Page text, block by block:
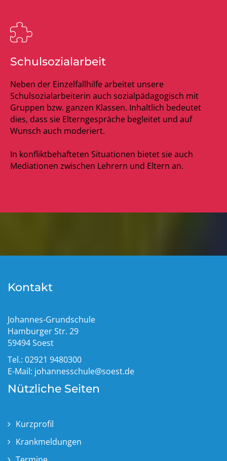
Schulsozialarbeit
Neben der Einzelfallhilfe arbeitet unsere
Schulsozialarbeiterin auch sozialpädagogisch mit
Gruppen bzw. ganzen Klassen. Inhaltlich bedeutet
dies, dass sie Elterngespräche begleitet und auf
Wunsch auch moderiert.
In konfliktbehafteten Situationen bietet sie auch
Mediationen zwischen Lehrern und Eltern an.
Kontakt
Johannes-Grundschule
Hamburger Str. 29
59494 Soest
Tel.: 02921 9480300
E-Mail: johannesschule@soest.de
Nützliche Seiten
Kurzprofil
Krankmeldungen